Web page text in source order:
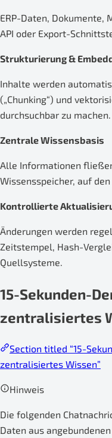
ERP-Daten, Dokumente,
API oder Export-
Strukturierung &
Inhalte werden
(„Chunking“) und
durchsuchbar zu machen.
Zentrale Wissensbasis
Alle Informationen
Wissensspeicher, auf
Kontrollierte
Änderungen werden
Zeitstempel, Hash-
Quellsysteme.
15-Sekunden-
zentralisiertes
Section titled “15-
zentralisiertes Wissen”
Hinweis
Die folgenden
Daten aus